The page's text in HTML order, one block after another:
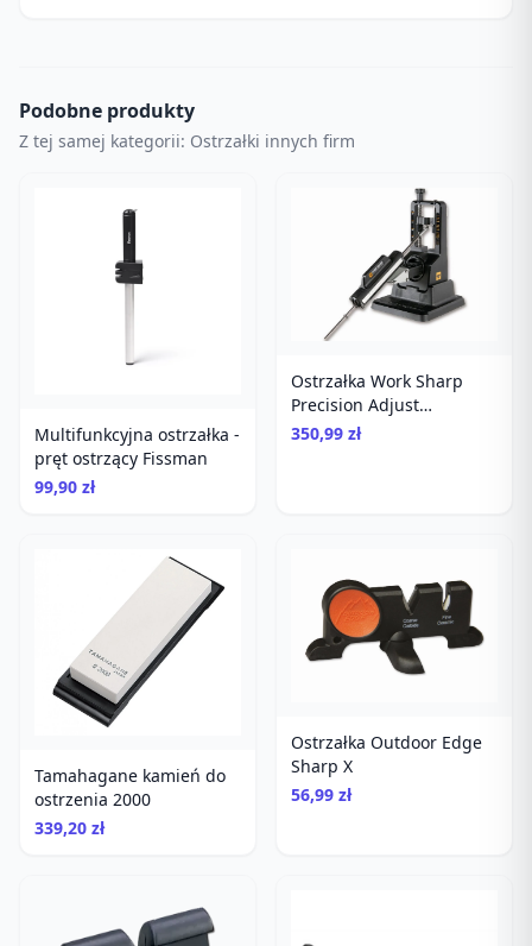
Podobne produkty
Z tej samej kategorii: Ostrzałki innych firm
Multifunkcyjna ostrzałka -
pręt ostrzący Fissman
99,90 zł
Ostrzałka Work Sharp
Precision Adjust
diamentowa
350,99 zł
Tamahagane kamień do
ostrzenia 2000
339,20 zł
Ostrzałka Outdoor Edge
Sharp X
56,99 zł